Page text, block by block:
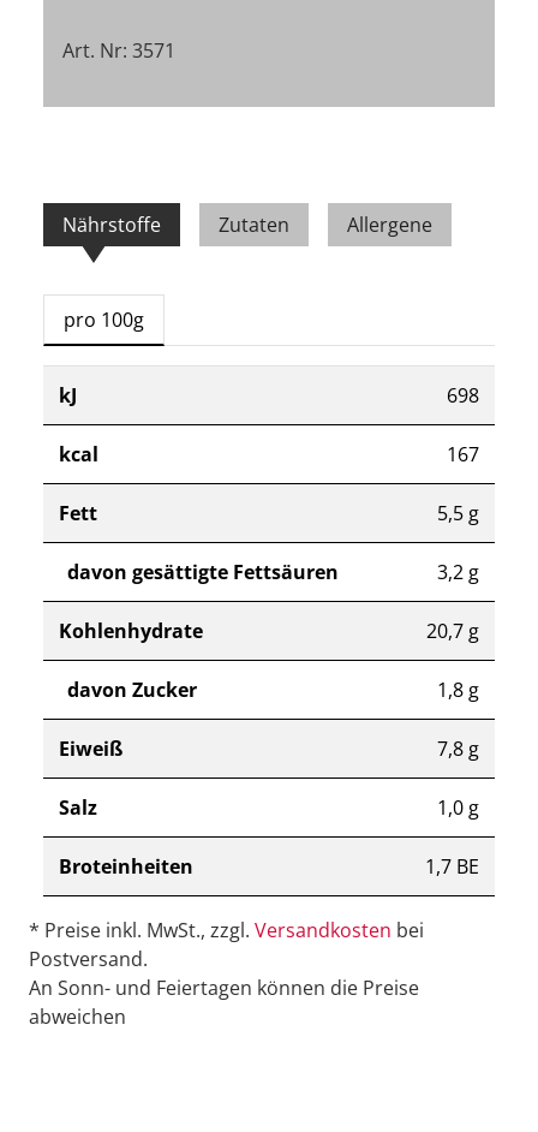
Art. Nr: 3571
Nährstoffe Zutaten Allergene
pro 100g
kJ 698
kcal 167
Fett 5,5 g
davon gesättigte Fettsäuren 3,2 g
Kohlenhydrate 20,7 g
davon Zucker 1,8 g
Eiweiß 7,8 g
Salz 1,0 g
Broteinheiten 1,7 BE
* Preise inkl. MwSt., zzgl. Versandkosten bei
Postversand.
An Sonn- und Feiertagen können die Preise
abweichen